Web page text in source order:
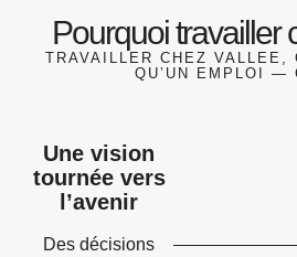
Pourquoi travailler
TRAVAILLER CHEZ VALLEE,
QU’UN EMPLOI —
Une vision
tournée vers
l’avenir
Des décisions